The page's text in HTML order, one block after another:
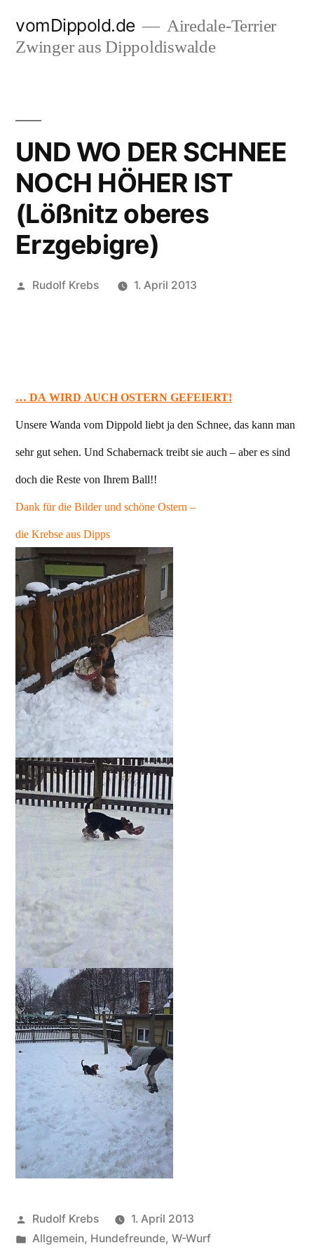
Inhalt
vomDippold.de
Airedale-Terrier
Zwinger aus Dippoldiswalde
UND WO DER SCHNEE
NOCH HÖHER IST
(Lößnitz oberes
Erzgebigre)
Veröffentlicht
Rudolf Krebs 1. April 2013
… DA WIRD AUCH OSTERN GEFEIERT!
Unsere Wanda vom Dippold liebt ja den Schnee, das kann man
sehr gut sehen. Und Schabernack treibt sie auch – aber es sind
doch die Reste von Ihrem Ball!!
Dank für die Bilder und schöne Ostern –
die Krebse aus Dipps
Veröffentlicht
von
Rudolf Krebs
1. April 2013
Veröffentlicht
Allgemein, Hundefreunde, W-Wurf